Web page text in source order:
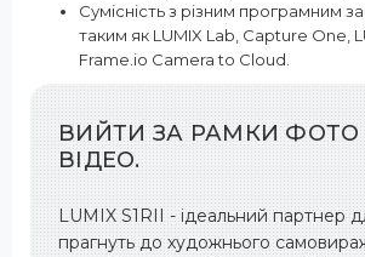
Сумісність з різним програмним
таким як LUMIX Lab, Capture One,
Frame.io Camera to Cloud.
ВИЙТИ ЗА РАМКИ ФОТО
ВІДЕО.
LUMIX S1RII - ідеальний партнер
прагнуть до художнього